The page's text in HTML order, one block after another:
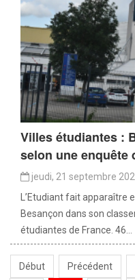
Villes étudiantes :
selon une enquête
jeudi, 21 septembre
L’Etudiant fait apparaître
Besançon dans son
étudiantes de France. 46...
Début Précédent